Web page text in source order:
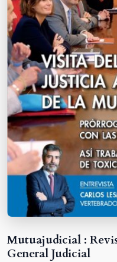
Mutuajudicial :
General Judicial